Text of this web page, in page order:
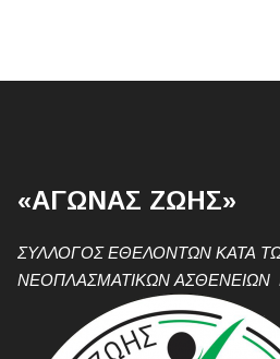
«ΑΓΩΝΑΣ ΖΩΗΣ»
ΣΥΛΛΟΓΟΣ ΕΘΕΛΟΝΤΩΝ ΚΑΤΑ
ΝΕΟΠΛΑΣΜΑΤΙΚΩΝ ΑΣΘΕΝΕΙΩΝ